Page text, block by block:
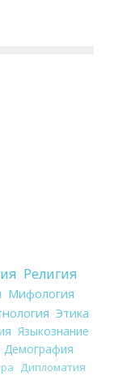
Религия
Мифология
Этика
Языкознание
Демография
Дипломатия